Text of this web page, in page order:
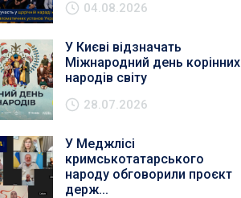
04.08.2026
У Києві відзначать
Міжнародний день корінних
народів світу
28.07.2026
У Меджлісі
кримськотатарського
народу обговорили проєкт
держ...